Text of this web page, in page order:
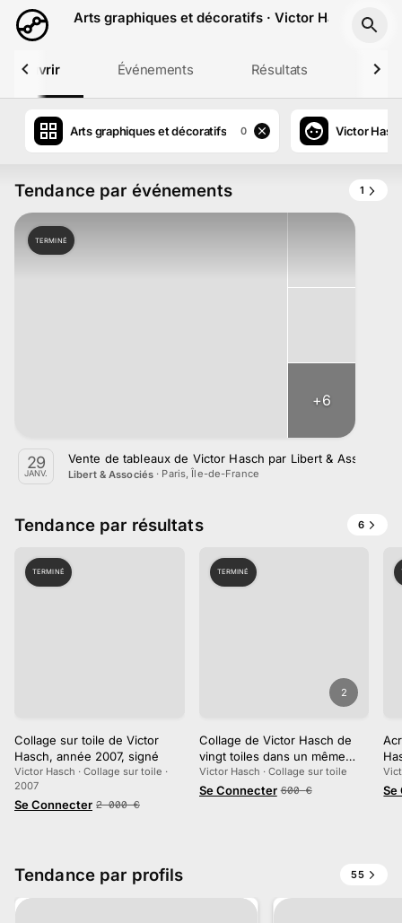
Aller au contenu principal
Arts graphiques et décoratifs · Victor Hasch ·
Événements Résultats
Arts graphiques et décoratifs 0 Victor
Tendance par événements 1
TERMINÉ
+6
29
JANV.
Vente de tableaux de Victor Hasch par Libert & Associés
Libert & Associés · Paris, Île-de-France
Tendance par résultats 6
TERMINÉ
Collage sur toile de Victor
Hasch, année 2007, signé
Victor Hasch · Collage sur toile ·
2007
Se Connecter 2 000 €
2
TERMINÉ
Collage de Victor Hasch de
vingt toiles dans un même
encadrement
Victor Hasch · Collage sur toile
Se Connecter 600 € Se
Tendance par profils 55